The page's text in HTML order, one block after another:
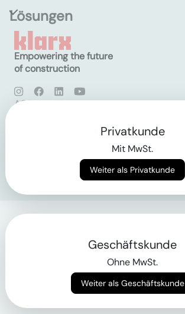
Lösungen
Empowering the future
of construction
AGB
Privatkunde
Mit MwSt.
Weiter als Privatkunde
Geschäftskunde
Ohne MwSt.
Weiter als Geschäftskunde